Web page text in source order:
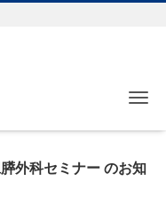
外科セミナー のお知